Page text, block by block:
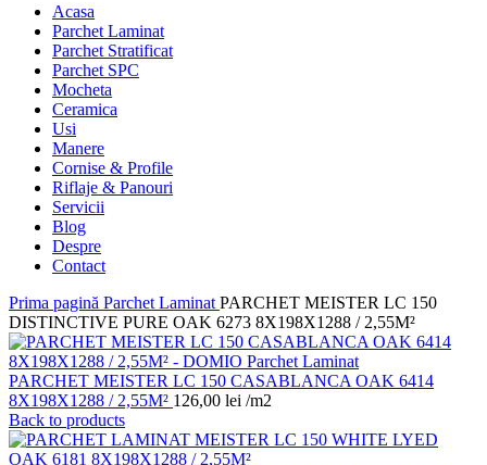
Acasa
Parchet Laminat
Parchet Stratificat
Parchet SPC
Mocheta
Ceramica
Usi
Manere
Cornise & Profile
Riflaje & Panouri
Servicii
Blog
Despre
Contact
Prima pagină Parchet Laminat PARCHET MEISTER LC 150
DISTINCTIVE PURE OAK 6273 8X198X1288 / 2,55M²
PARCHET MEISTER LC 150 CASABLANCA OAK 6414
8X198X1288 / 2,55M² 126,00 lei /m2
Back to products